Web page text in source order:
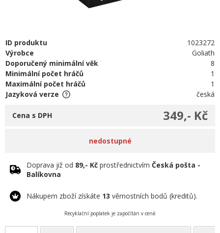
ID produktu
1023272
Výrobce
Goliath
Doporučený minimální věk
8
Minimální počet hráčů
1
Maximální počet hráčů
1
Jazyková verze
česká
349,- Kč
Cena s DPH
nedostupné
Doprava již od 89,- Kč prostřednictvím Česká pošta -
Balíkovna
Nákupem zboží získáte 13 věrnostních bodů (kreditů).
Recyklační poplatek je započítán v ceně